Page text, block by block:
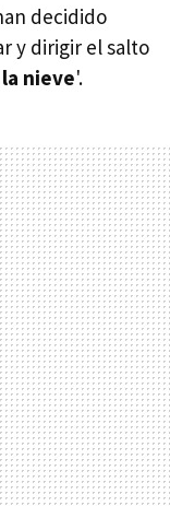
decidido
y dirigir el salto
nieve'.